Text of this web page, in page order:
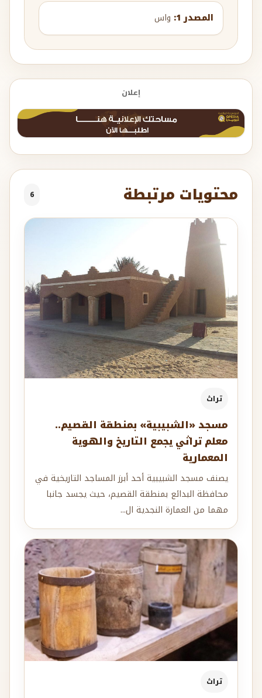
المصدر 1: واس
إعلان
محتويات مرتبطة 6
تراث
مسجد «الشبيبية» بمنطقة القصيم..
معلم تراثي يجمع التاريخ والهوية
المعمارية
يصنف مسجد الشبيبية أحد أبرز المساجد التاريخية في
محافظة البدائع بمنطقة القصيم، حيث يجسد جانبا
مهما من العمارة النجدية ال...
تراث